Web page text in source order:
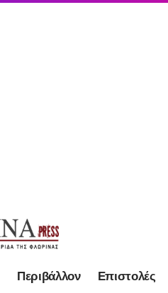
Περιβάλλον Επιστολές